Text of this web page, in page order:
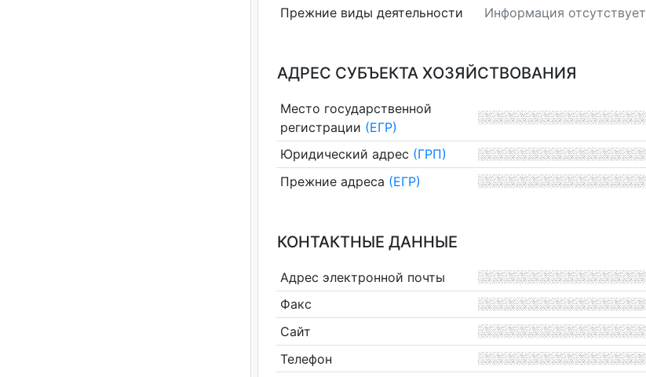
Прежние виды деятельности Информация отсутствует
АДРЕС СУБЪЕКТА ХОЗЯЙСТВОВАНИЯ
Место государственной
регистрации (ЕГР)
Юридический адрес (ГРП)
Прежние адреса (ЕГР)
КОНТАКТНЫЕ ДАННЫЕ
Адрес электронной почты
Факс
Сайт
Телефон